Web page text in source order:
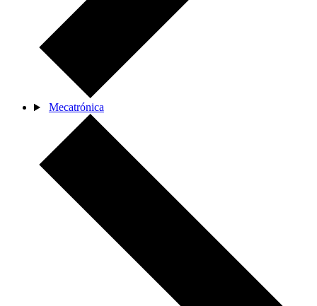
Mecatrónica